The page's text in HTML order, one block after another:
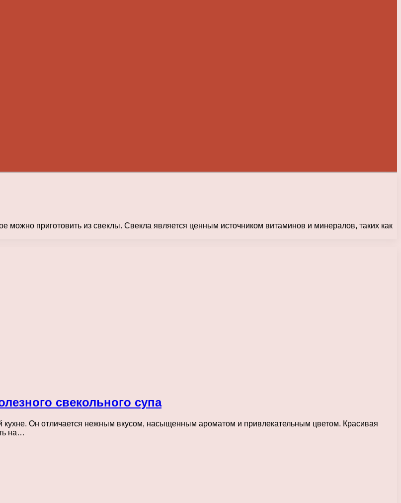
приготовить из свеклы. Свекла является ценным источником витаминов и минералов, таких как
свекольного супа
Он отличается нежным вкусом, насыщенным ароматом и привлекательным цветом. Красивая
на…